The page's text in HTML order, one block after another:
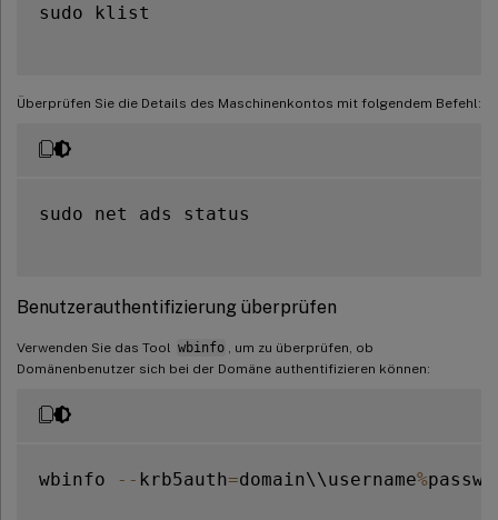
sudo klist
Überprüfen Sie die Details des Maschinenkontos mit folgendem Befehl:
sudo net ads status
Benutzerauthentifizierung überprüfen
Verwenden Sie das Tool wbinfo
, um zu überprüfen, ob
Domänenbenutzer sich bei der Domäne authentifizieren können:
wbinfo -- krb5auth=domain\\username%